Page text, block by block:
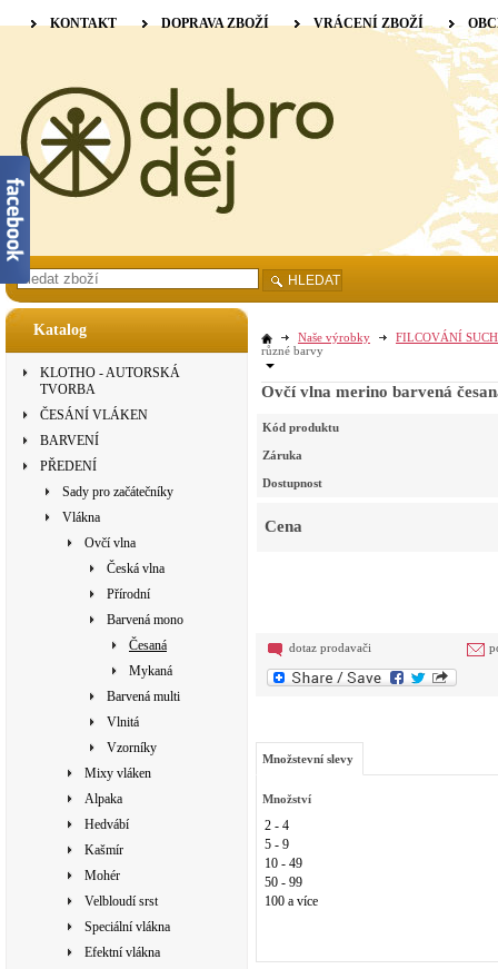
Katalog
KLOTHO - AUTORSKÁ
TVORBA
ČESÁNÍ VLÁKEN
BARVENÍ
PŘEDENÍ
Sady pro začátečníky
Vlákna
Ovčí vlna
Česká vlna
Přírodní
Barvená mono
Česaná
Mykaná
Barvená multi
Vlnitá
Vzorníky
Mixy vláken
Alpaka
Hedvábí
Kašmír
Mohér
Velbloudí srst
Speciální vlákna
Efektní vlákna
Naše výrobky
FILCOVÁNÍ
různé barvy
Ovčí vlna merino barvená
Kód produktu
Záruka
Dostupnost
Cena
dotaz prodavači
Množstevní slevy
Množství
2 - 4
5 - 9
10 - 49
50 - 99
100 a více
KONTAKT DOPRAVA ZBOŽÍ VRÁCENÍ ZBOŽÍ
HLEDAT